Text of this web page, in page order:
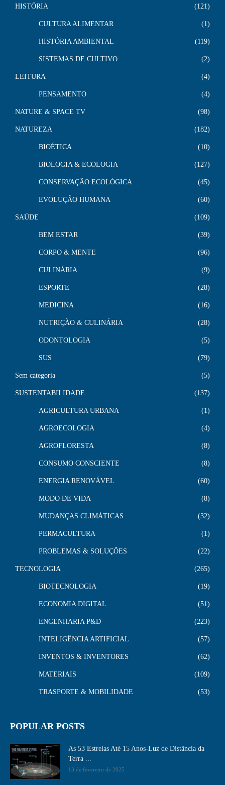
HISTÓRIA 121
CULTURA ALIMENTAR 1
HISTÓRIA AMBIENTAL 119
SISTEMAS DE CULTIVO 2
LEITURA 4
PENSAMENTO 4
NATURE & SPACE TV 98
NATUREZA 182
BIOÉTICA 10
BIOLOGIA & ECOLOGIA 127
CONSERVAÇÃO ECOLÓGICA 45
EVOLUÇÃO HUMANA 60
SAÚDE 109
BEM ESTAR 39
CORPO & MENTE 96
CULINÁRIA 9
ESPORTE 28
MEDICINA 16
NUTRIÇÃO & CULINÁRIA 28
ODONTOLOGIA 5
SUS 79
Sem categoria 5
SUSTENTABILIDADE 137
AGRICULTURA URBANA 1
AGROECOLOGIA 4
AGROFLORESTA 8
CONSUMO CONSCIENTE 8
ENERGIA RENOVÁVEL 60
MODO DE VIDA 8
MUDANÇAS CLIMÁTICAS 32
PERMACULTURA 1
PROBLEMAS & SOLUÇÕES 22
TECNOLOGIA 265
BIOTECNOLOGIA 19
ECONOMIA DIGITAL 51
ENGENHARIA P&D 223
INTELIGÊNCIA ARTIFICIAL 57
INVENTOS & INVENTORES 62
MATERIAIS 109
TRASPORTE & MOBILIDADE 53
POPULAR POSTS
As 53 Estrelas Até 15 Anos-Luz de Distância da
Terra ...
13 de fevereiro de 2025